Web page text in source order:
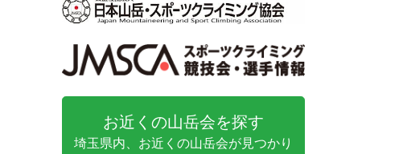
お近くの山岳会を探す
埼玉県内、お近くの山岳会が見つかり